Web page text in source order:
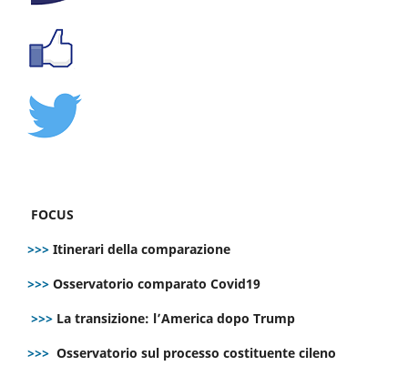
FOCUS
>>> Itinerari della comparazione
>>> Osservatorio comparato Covid19
>>> La transizione: l’America dopo Trump
>>> Osservatorio sul processo costituente cileno